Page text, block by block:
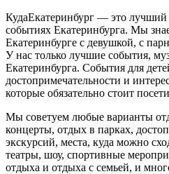
КудаЕкатеринбург — это
событиях Екатеринбурга. Мы
Екатеринбурге с девушкой, с
У нас только лучшие события,
Екатеринбурга. События для
достопримечательности и
которые обязательно стоит
Мы советуем любые варианты
концерты, отдых в парках,
экскурсий, места, куда можно
театры, шоу, спортивные
отдыха и отдыха с семьей, и